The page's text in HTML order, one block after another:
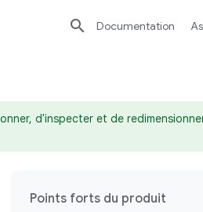
d'inspecter et de
Points forts du produit
 Documentation